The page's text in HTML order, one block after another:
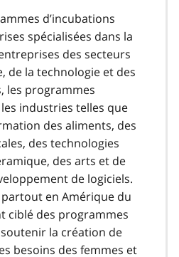
d’incubations
spécialisées dans la
des secteurs
de la technologie et des
les programmes
industries telles que
des aliments, des
des technologies
des arts et de
de logiciels.
en Amérique du
ciblé des programmes
la création de
besoins des femmes et